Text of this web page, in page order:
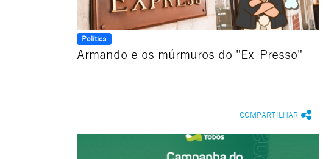
Política
Armando e os múrmuros do "Ex-Presso"
COMPARTILHAR